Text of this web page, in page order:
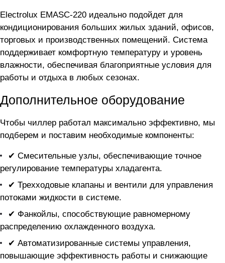
Electrolux EMASC-220 идеально подойдет для
кондиционирования больших жилых зданий, офисов,
торговых и производственных помещений. Система
поддерживает комфортную температуру и уровень
влажности, обеспечивая благоприятные условия для
работы и отдыха в любых сезонах.
Дополнительное оборудование
Чтобы чиллер работал максимально эффективно, мы
подберем и поставим необходимые компоненты:
✔ Смесительные узлы, обеспечивающие точное
регулирование температуры хладагента.
✔ Трехходовые клапаны и вентили для управления
потоками жидкости в системе.
✔ Фанкойлы, способствующие равномерному
распределению охлажденного воздуха.
✔ Автоматизированные системы управления,
повышающие эффективность работы и снижающие